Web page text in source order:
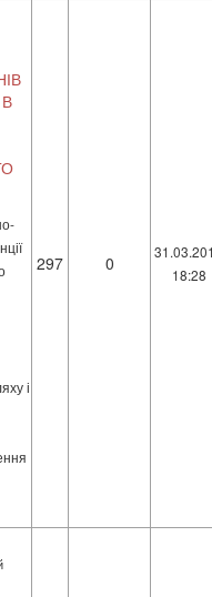
і
297 0
18:28